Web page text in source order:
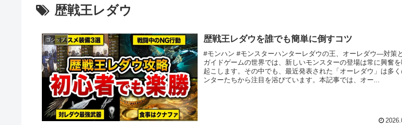
歴戦王レダウ
ゴシップ 歴戦王レダウを誰でも簡単に倒すコツ
#モンハン #モンスターハンターレダウの王、オーレダウ—対策
ガイドゲームの世界では、新しいモンスターの登場は常に興奮
起こします。その中でも、最近発表された「オーレダウ」は多
ンターたちから注目を浴びています。本記事では、オー...